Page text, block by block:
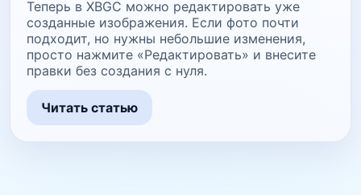
Теперь в XBGC можно редактировать уже
созданные изображения. Если фото почти
подходит, но нужны небольшие изменения,
просто нажмите «Редактировать» и внесите
правки без создания с нуля.
Читать статью